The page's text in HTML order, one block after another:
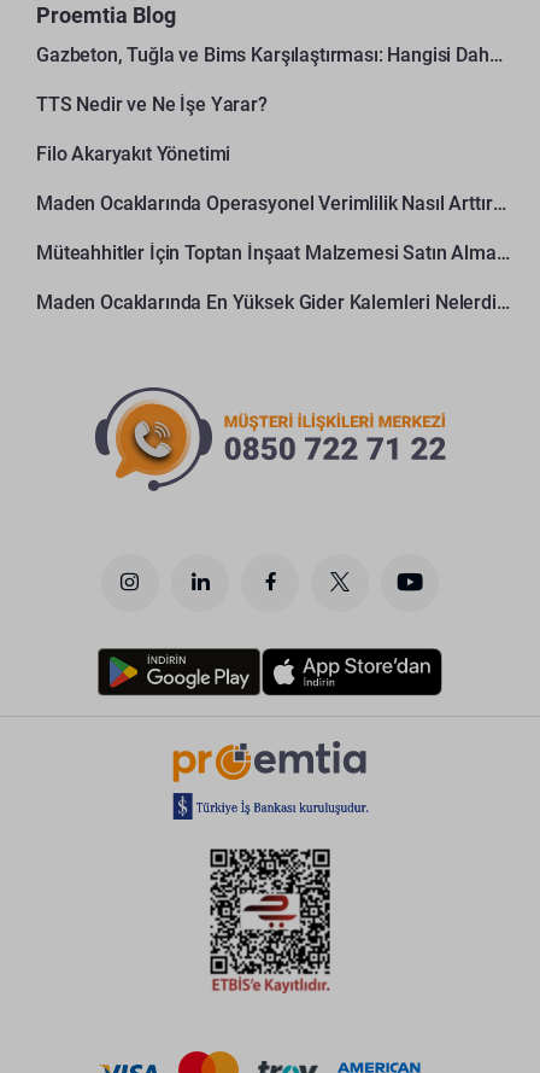
Proemtia Blog
Gazbeton, Tuğla ve Bims Karşılaştırması: Hangisi Daha Avantajlı?
TTS Nedir ve Ne İşe Yarar?
Filo Akaryakıt Yönetimi
Maden Ocaklarında Operasyonel Verimlilik Nasıl Arttırılır?
Müteahhitler İçin Toptan İnşaat Malzemesi Satın Alma Rehberi
Maden Ocaklarında En Yüksek Gider Kalemleri Nelerdir?